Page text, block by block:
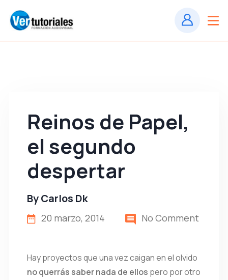
Reinos de Papel,
el segundo
despertar
ByCarlos Dk
20 marzo, 2014 No Comment
Hay proyectos que una vez caigan en el olvido
no querrás saber nada de ellos pero por otro